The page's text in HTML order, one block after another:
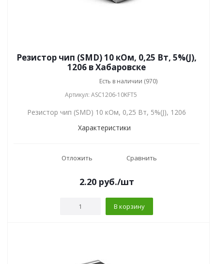
Резистор чип (SMD) 10 кОм, 0,25 Вт, 5%(J),
1206 в Хабаровске
Есть в наличии (970)
Артикул: ASC1206-10KFT5
Резистор чип (SMD) 10 кОм, 0,25 Вт, 5%(J), 1206
Характеристики
Отложить Сравнить
2.20 руб./шт
В корзину